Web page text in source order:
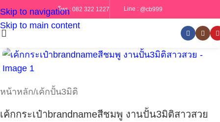
Skip to navigation
Skip to main content
โทร : 082 322 1227 Line : @cb999
หน้าหลัก/เค้กปั้น3มิติ
เค้กกระเป๋าbrandnameสีชมพู งานปั้น3มิติสาวสวย